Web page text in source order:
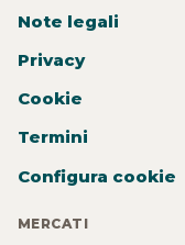
Note legali
Privacy
Cookie
Termini
Configura cookie
MERCATI